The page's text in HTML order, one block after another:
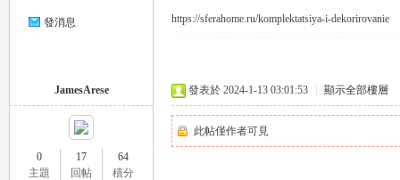
發消息 https://sferahome.ru/komplektatsiya-i-dekorirovanie
JamesArese
0
主題
17
回帖
64
積分
發表於 2024-1-13 03:01:53 顯示全部樓層
此帖僅作者可見